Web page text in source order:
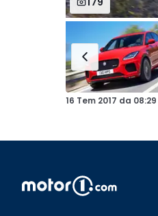
16 Tem 2017 da 08:29